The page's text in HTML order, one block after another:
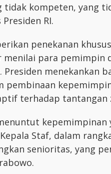
kompeten, yang
RI.
penekanan
menilai para pemimpin
menekankan
pembinaan
terhadap tantangan
kepemimpinan
Staf, dalam
senioritas, yang